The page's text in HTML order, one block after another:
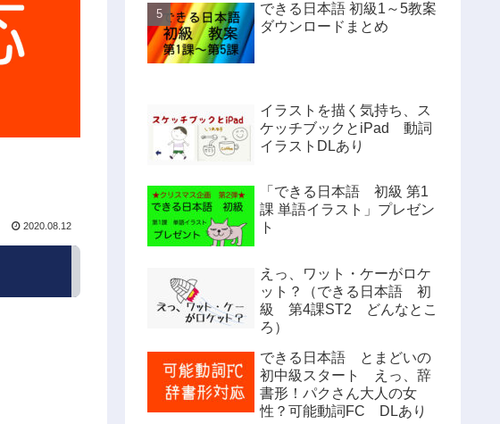
2020.08.12
できる日本語 初級1～5教案
ダウンロードまとめ
イラストを描く気持ち、ス
ケッチブックとiPad 動詞
イラストDLあり
「できる日本語 初級 第1
課 単語イラスト」プレゼン
ト
えっ、ワット・ケーがロケ
ット？（できる日本語 初
級 第4課ST2 どんなとこ
ろ）
できる日本語 とまどいの
初中級スタート えっ、辞
書形！パクさん大人の女
性？可能動詞FC DLあり